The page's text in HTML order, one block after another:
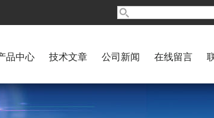
品中心 技术文章 公司新闻 在线留言